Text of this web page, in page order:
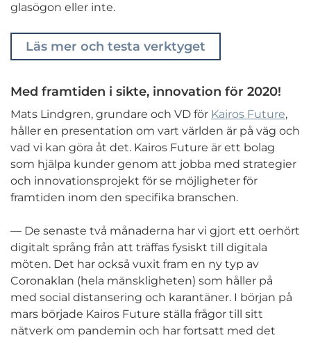
glasögon eller inte.
Läs mer och testa verktyget
Med framtiden i sikte, innovation för 2020!
Mats Lindgren, grundare och VD för Kairos Future,
håller en presentation om vart världen är på väg och
vad vi kan göra åt det. Kairos Future är ett bolag
som hjälpa kunder genom att jobba med strategier
och innovationsprojekt för se möjligheter för
framtiden inom den specifika branschen.
— De senaste två månaderna har vi gjort ett oerhört
digitalt språng från att träffas fysiskt till digitala
möten. Det har också vuxit fram en ny typ av
Coronaklan (hela mänskligheten) som håller på
med social distansering och karantäner. I början på
mars började Kairos Future ställa frågor till sitt
nätverk om pandemin och har fortsatt med det